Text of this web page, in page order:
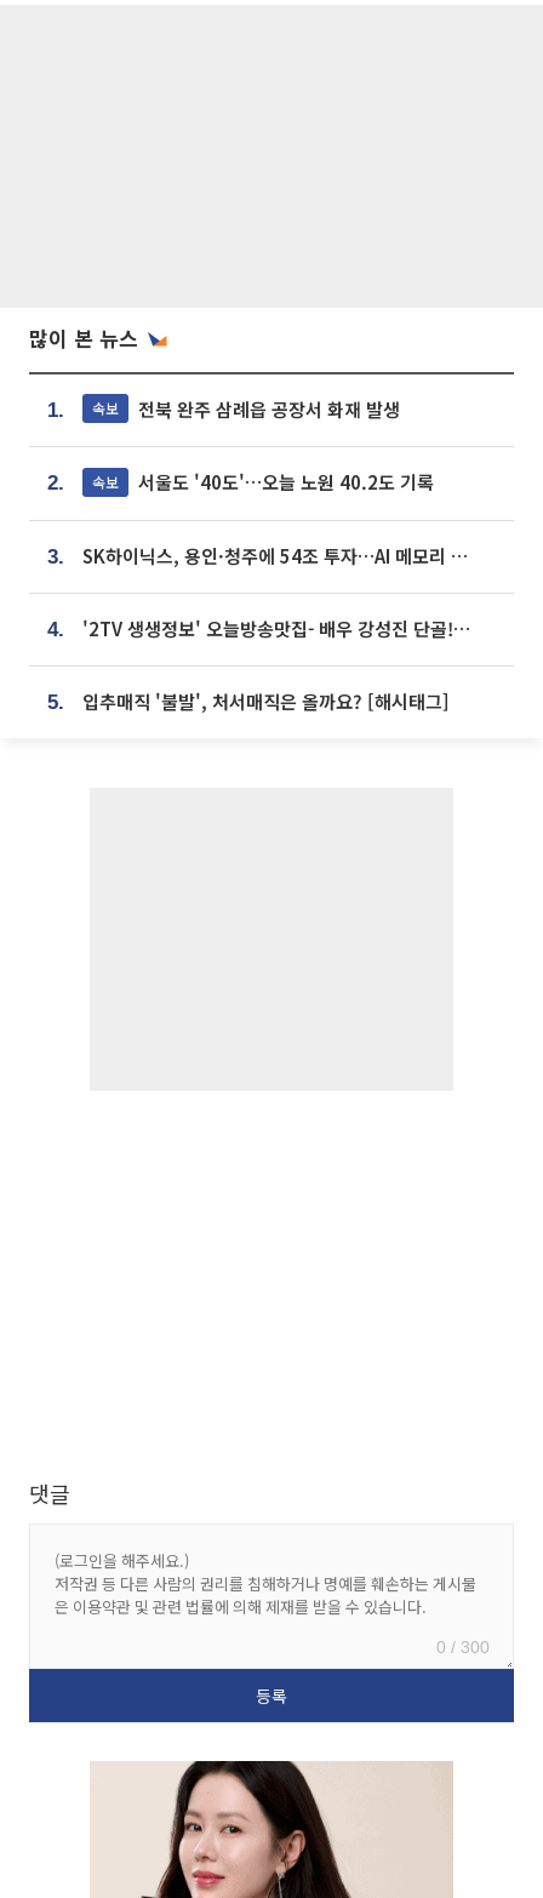
많이 본 뉴스
1. 속보 전북 완주 삼례읍 공장서 화재 발생
2. 속보 서울도 '40도'…오늘 노원 40.2도 기록
3. SK하이닉스, 용인·청주에 54조 투자…AI 메모리 생산기지 키운다
4. '2TV 생생정보' 오늘방송맛집- 배우 강성진 단골! 쌀국수ㆍ푸팟퐁 커리 맛집 '블○○○'
5. 입추매직 '불발', 처서매직은 올까요? [해시태그]
댓글
0 / 300